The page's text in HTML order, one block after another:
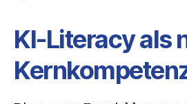
KI-Literacy als